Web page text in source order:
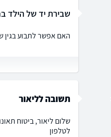
שבירת יד של הילד
האם אפשר לתבוע בגין
תשובה לליאור
לטלפון